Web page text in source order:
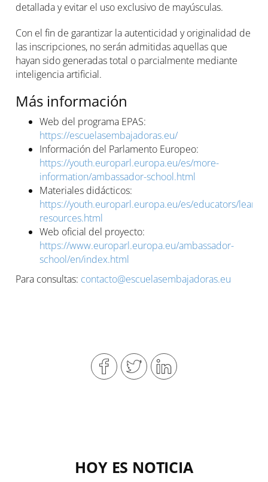
detallada y evitar el uso exclusivo de mayúsculas.
Con el fin de garantizar la autenticidad y originalidad de
las inscripciones, no serán admitidas aquellas que
hayan sido generadas total o parcialmente mediante
inteligencia artificial.
Más información
Web del programa EPAS:
https://escuelasembajadoras.eu/
Información del Parlamento Europeo:
https://youth.europarl.europa.eu/es/more-
information/ambassador-school.html
Materiales didácticos:
https://youth.europarl.europa.eu/es/educators/
resources.html
Web oficial del proyecto:
https://www.europarl.europa.eu/ambassador-
school/en/index.html
Para consultas: contacto@escuelasembajadoras.eu
HOY ES NOTICIA